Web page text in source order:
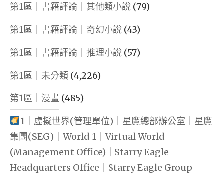
第1區｜書籍評論｜其他類小說 (79)
第1區｜書籍評論｜奇幻小說 (43)
第1區｜書籍評論｜推理小說 (57)
第1區｜未分類 (4,226)
第1區｜漫畫 (485)
1｜虛擬世界(管理單位)｜星鷹總部辦公室｜星鷹
集團(SEG)｜World 1｜Virtual World
(Management Office)｜Starry Eagle
Headquarters Office｜Starry Eagle Group